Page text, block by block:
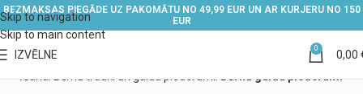
Skip to navigation
Skip to main content
BEZMAKSAS PIEGĀDE UZ PAKOMĀTU NO 49,99 EUR UN AR KURJERU NO 150
EUR
IZVĒLNE 0 0,00